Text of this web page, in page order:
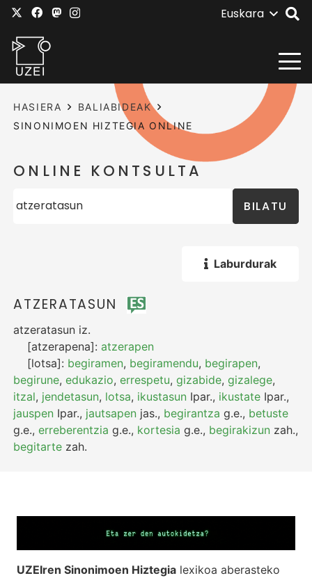
Euskara
HASIERA
BALIABIDEAK
SINONIMOEN HIZTEGIA ONLINE
ONLINE KONTSULTA
BILATU
Laburdurak
ATZERATASUN
atzeratasun iz.
[atzerapena]:atzerapen
[lotsa]: begiramen, begiramendu, begirapen,
begirune,edukazio,errespetu,gizabide,gizalege,
itzal, jendetasun, lotsa, ikustasun Ipar., ikustate Ipar.,
jauspen Ipar., jautsapen jas., begirantza g.e., betuste
g.e.,erreberentzia g.e., kortesia g.e., begirakizun zah.,
begitarte zah.
UZEIren Sinonimoen Hiztegia lexikoa aberasteko